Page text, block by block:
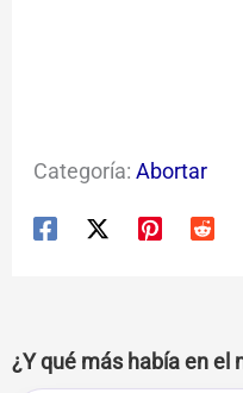
Categoría: Abortar
¿Y qué más había en el